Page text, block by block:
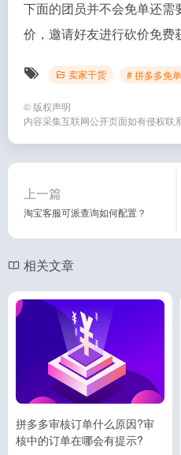
下面的团员并不会免单还需
价，邀请好友进行砍价免费
卖家干货 # 拼多多免单
© 版权声明
内容采集互联网公开页面如有侵权联
上一篇
淘宝客服可派查询如何配置？
相关文章
拼多多审核订单什么原因?审
核中的订单在哪会有提示?